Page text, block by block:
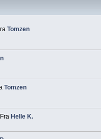
Tomzen
Tomzen
Fra Helle K.